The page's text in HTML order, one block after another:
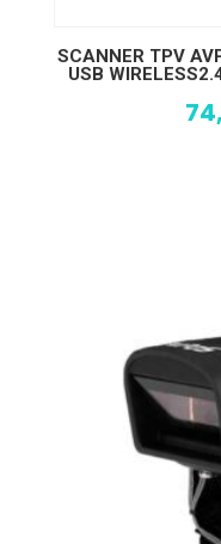
SCANNER TPV
USB